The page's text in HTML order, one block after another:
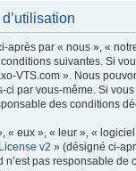
par « nous », «
suivantes. Si
VTS.com ». Nous
par vous-même. Si
des conditions
eux », « leur », «
v2 » (désigné ci-
pas responsable